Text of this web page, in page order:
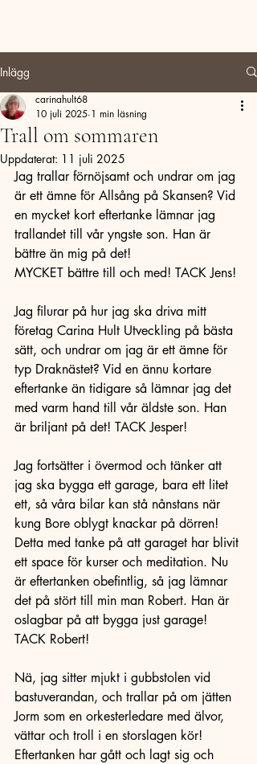
Inlägg
Trall om sommaren
carinahult68
10 juli 2025 1 min läsning
Uppdaterat: 11 juli 2025
Jag trallar förnöjsamt och undrar om jag
är ett ämne för Allsång på Skansen? Vid
en mycket kort eftertanke lämnar jag
trallandet till vår yngste son. Han är
bättre än mig på det!
MYCKET bättre till och med! TACK Jens!
Jag filurar på hur jag ska driva mitt
företag Carina Hult Utveckling på bästa
sätt, och undrar om jag är ett ämne för
typ Draknästet? Vid en ännu kortare
eftertanke än tidigare så lämnar jag det
med varm hand till vår äldste son. Han
är briljant på det! TACK Jesper!
Jag fortsätter i övermod och tänker att
jag ska bygga ett garage, bara ett litet
ett, så våra bilar kan stå nånstans när
kung Bore oblygt knackar på dörren!
Detta med tanke på att garaget har blivit
ett space för kurser och meditation. Nu
är eftertanken obefintlig, så jag lämnar
det på stört till min man Robert. Han är
oslagbar på att bygga just garage!
TACK Robert!
Nä, jag sitter mjukt i gubbstolen vid
bastuverandan, och trallar på om jätten
Jorm som en orkesterledare med älvor,
vättar och troll i en storslagen kör!
Eftertanken har gått och lagt sig och